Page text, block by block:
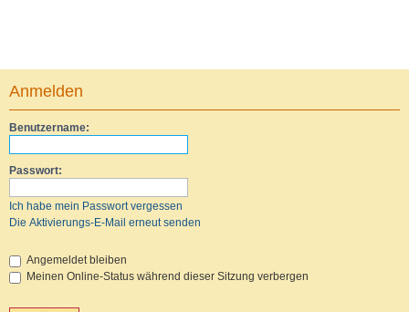
Anmelden
Benutzername:
Passwort:
Ich habe mein Passwort vergessen
Die Aktivierungs-E-Mail erneut senden
Angemeldet bleiben
Meinen Online-Status während dieser Sitzung verbergen